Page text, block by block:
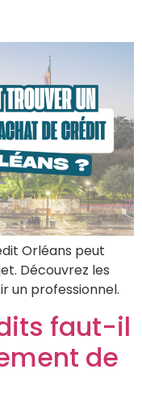
Orléans peut
Découvrez les
un professionnel.
faut-il
de